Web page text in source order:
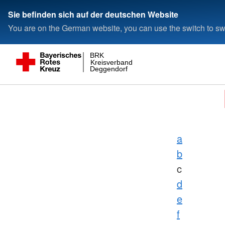
Sie befinden sich auf der deutschen Website
You are on the German website, you can use the switch to
Deggendorf
Kreisverband
BRK
a
b
c
d
e
f